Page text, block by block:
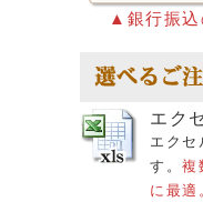
▲銀行振込
エク
エクセ
す。複
に最